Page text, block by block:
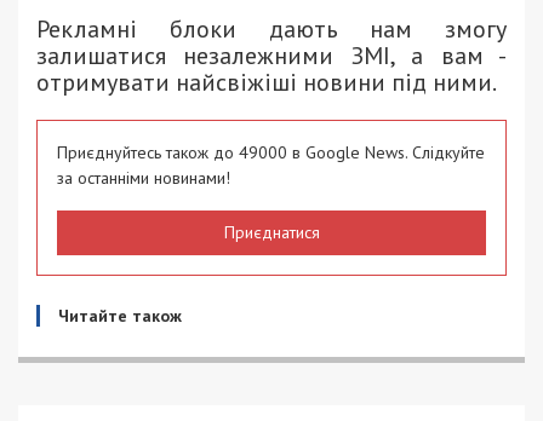
Рекламні блоки дають нам змогу
залишатися незалежними ЗМІ, а вам -
отримувати найсвіжіші новини під ними.
Приєднуйтесь також до 49000 в Google News. Слідкуйте
за останніми новинами!
Приєднатися
Читайте також